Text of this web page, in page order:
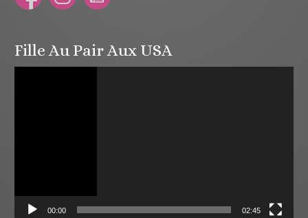
Fille Au Pair Aux USA
00:00 02:45